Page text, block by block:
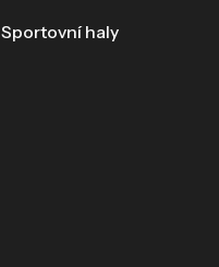
Sportovní haly